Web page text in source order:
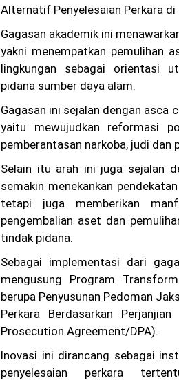
Alternatif Penyelesaian Perkara di
Gagasan akademik ini
yakni menempatkan pemulihan
lingkungan sebagai orientasi
pidana sumber daya alam.
Gagasan ini sejalan dengan asca
yaitu mewujudkan reformasi
pemberantasan narkoba, judi dan
Selain itu arah ini juga sejalan
semakin menekankan
tetapi juga memberikan
pengembalian aset dan
tindak pidana.
Sebagai implementasi dari
mengusung Program
berupa Penyusunan Pedoman
Perkara Berdasarkan
Prosecution Agreement/DPA).
Inovasi ini dirancang sebagai
penyelesaian perkara